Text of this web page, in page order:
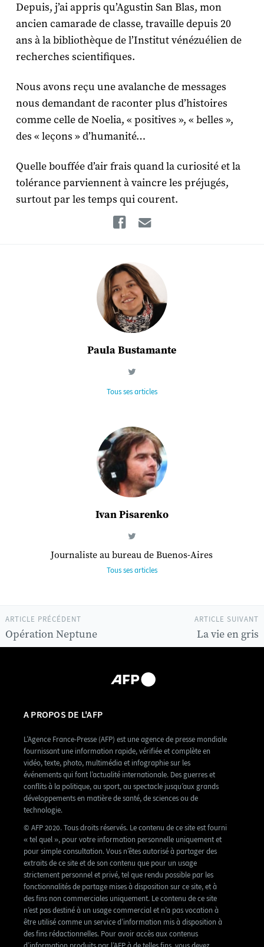
Depuis, j’ai appris qu’Agustin San Blas, mon
ancien camarade de classe, travaille depuis 20
ans à la bibliothèque de l’Institut vénézuélien de
recherches scientifiques.
Nous avons reçu une avalanche de messages
nous demandant de raconter plus d’histoires
comme celle de Noelia, « positives », « belles »,
des « leçons » d’humanité…
Quelle bouffée d’air frais quand la curiosité et la
tolérance parviennent à vaincre les préjugés,
surtout par les temps qui courent.
Facebook
Paula Bustamante
Tous ses articles
Ivan Pisarenko
Journaliste au bureau de Buenos-Aires
Tous ses articles
ARTICLE SUIVANT
La vie en gris
ARTICLE PRÉCÉDENT
Opération Neptune
A PROPOS DE L'AFP
L’Agence France-Presse (AFP) est une agence de presse mondiale
fournissant une information rapide, vérifiée et complète en
vidéo, texte, photo, multimédia et infographie sur les
événements qui font l’actualité internationale. Des guerres et
conflits à la politique, au sport, au spectacle jusqu’aux grands
développements en matière de santé, de sciences ou de
technologie.
© AFP 2020. Tous droits réservés. Le contenu de ce site est fourni
« tel quel », pour votre information personnelle uniquement et
pour simple consultation. Vous n’êtes autorisé à partager des
extraits de ce site et de son contenu que pour un usage
strictement personnel et privé, tel que rendu possible par les
fonctionnalités de partage mises à disposition sur ce site, et à
des fins non commerciales uniquement. Le contenu de ce site
n’est pas destiné à un usage commercial et n’a pas vocation à
être utilisé comme un service d’information mis à disposition à
des fins rédactionnelles. Pour avoir accès aux contenus